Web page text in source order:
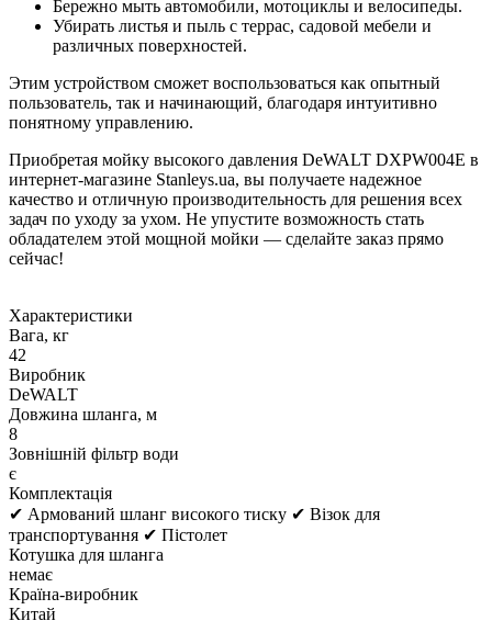
Бережно мыть автомобили, мотоциклы и велосипеды.
Убирать листья и пыль с террас, садовой мебели и
различных поверхностей.
Этим устройством сможет воспользоваться как опытный
пользователь, так и начинающий, благодаря интуитивно
понятному управлению.
Приобретая мойку высокого давления DeWALT DXPW004E в
интернет-магазине Stanleys.ua, вы получаете надежное
качество и отличную производительность для решения всех
задач по уходу за ухом. Не упустите возможность стать
обладателем этой мощной мойки — сделайте заказ прямо
сейчас!
Характеристики
Вага, кг
42
Виробник
DeWALT
Довжина шланга, м
8
Зовнішній фільтр води
є
Комплектація
✔ Армований шланг високого тиску ✔ Візок для
транспортування ✔ Пістолет
Котушка для шланга
немає
Країна-виробник
Китай